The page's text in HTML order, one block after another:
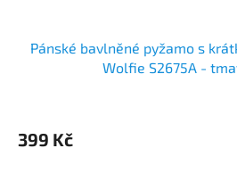
Pánské bavlněné pyžamo s
Wolfie S2675A -
399 Kč